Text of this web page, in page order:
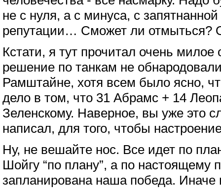
не с нуля, а с минуса, с
репутации… Сможет ли отмыться?
Кстати, я тут прочитал очень
решение по танкам не
Рамштайне, хотя всем было ясно,
дело в том, что 31 Абрамс + 14
Зеленскому. Наверное, вы уже это
написал, для того, чтобы
Ну, не вешайте нос. Все идет по
Шойгу “по плану”, а по настоящему
запланирована наша победа. Иначе